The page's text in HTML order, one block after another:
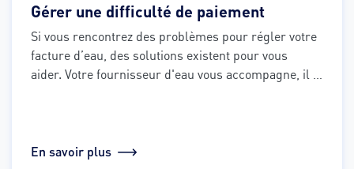
Gérer une difficulté de paiement
Si vous rencontrez des problèmes pour régler votre
facture d’eau, des solutions existent pour vous
aider. Votre fournisseur d'eau vous accompagne, il
En savoir plus